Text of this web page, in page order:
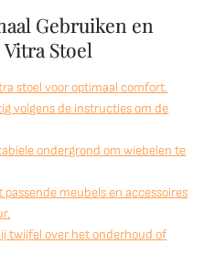
Gebruiken en
Stoel
stoel voor optimaal comfort.
volgens de instructies om de
ondergrond om wiebelen te
meubels en accessoires
twijfel over het onderhoud of